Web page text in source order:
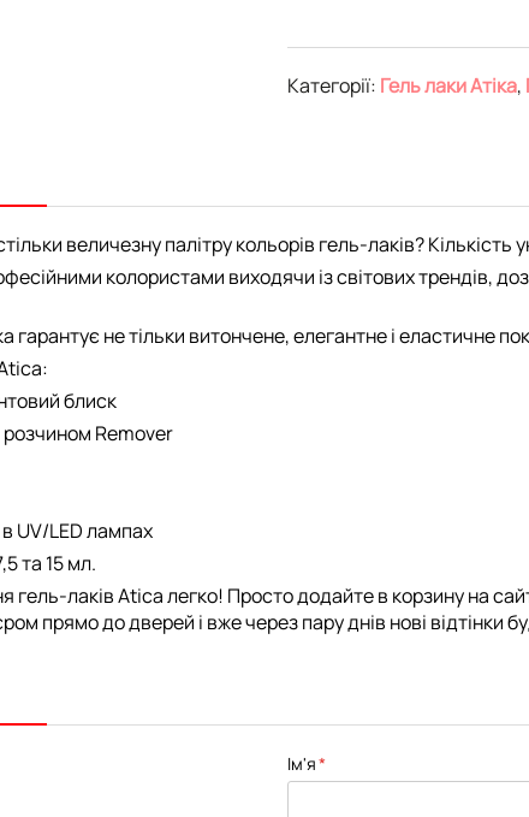
Категорії: Гель лаки Атіка,
величезну палітру кольорів гель-лаків?
колористами виходячи із світових трендів,
гарантує не тільки витончене, елегантне і еластичне
блиск
Remover
UV/LED лампах
та 15 мл.
лаків Atica легко! Просто додайте в корзину на
прямо до дверей і вже через пару днів нові відтінки
Ім'я